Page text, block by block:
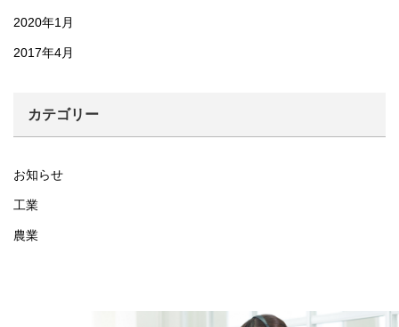
2020年1月
2017年4月
カテゴリー
お知らせ
工業
農業